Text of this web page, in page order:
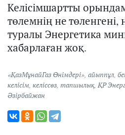
Келісімшартты
төлемнің не төленгені,
туралы Энергетика
хабарлаған жоқ.
«ҚазМұнайГаз Өнімдері», айыппұл,
келісім, келіссөз, тапшылық,ҚР
Әзірбайжан